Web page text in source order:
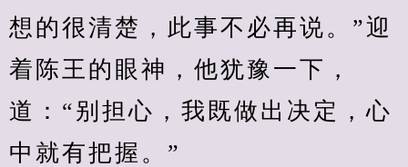
想的很清楚，此事不必再说。”迎
着陈王的眼神，他犹豫一下，
道：“别担心，我既做出决定，心
中就有把握。”